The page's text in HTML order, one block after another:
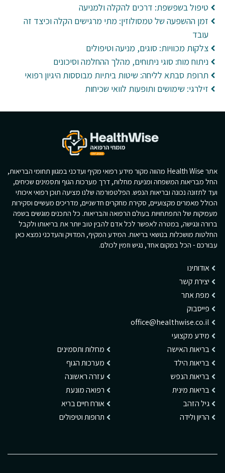
טיפול בשפשפת: דרכים להקלה ולמניעה
זמן ההשפעה של טמסולוזין: מתי מרגישים הקלה וכיצד זה
עובד
צלקות מכוויות: סוגים, מניעה וטיפולים
ניתוח מוח: סוגי ניתוחים, מהלך ההחלמה וסיכונים
תרופת סבתא לליחה: שיטות ביתיות מבוססות היגיון רפואי
זילרגי: שימושים ותופעות לוואי שכיחות
אתר Health Wise מהווה מקור מידע רפואי מקיף ועדכני במגוון תחומי הבריאות,
החל מבריאות המשפחה ומניעת מחלות, דרך מערכות הגוף ותסמינים שכיחים,
ועד לתזונה נכונה ובריאות הנפש. הפלטפורמה שלנו מציעה תוכן רפואי איכותי
הכולל מאמרים מקצועיים, סקירת מחקרים חדשניים, מדריכים מעשיים וסקירות
מעמיקות של התפתחויות בעולם הרפואה והבריאות. כל התכנים מוגשים בשפה
ברורה ונגישה, במטרה לאפשר לכל אדם להבין טוב יותר את בריאותו ולקבל
החלטות מושכלות בנושאי בריאות. המידע המקיף, המדויק והעדכני נמצא כאן
עבורכם - הכל במקום אחד, נגיש וזמין לכולם.
אודותינו
יצירת קשר
מפת אתר
פייסבוק
office@healthwise.co.il
מידע מקצועי
בריאות האישה
בריאות הילד
בריאות הנפש
בריאות מינית
גיל הזהב
הריון ולידה
מחלות ותסמינים
מערכות הגוף
עזרה ראשונה
רפואה מונעת
אורח חיים בריא
תרופות וטיפולים